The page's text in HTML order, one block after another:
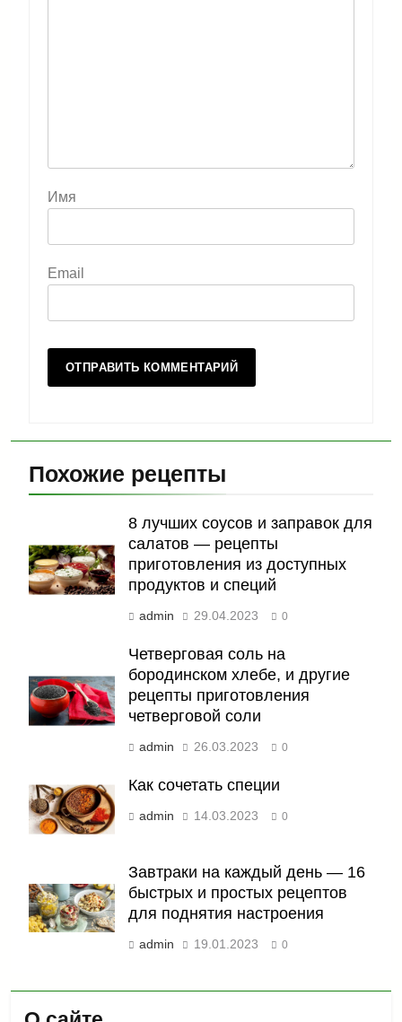
Имя
Email
Похожие рецепты
8 лучших соусов и заправок для
салатов — рецепты
приготовления из доступных
продуктов и специй
admin 29.04.2023 0
Четверговая соль на
бородинском хлебе, и другие
рецепты приготовления
четверговой соли
admin 26.03.2023 0
Как сочетать специи
admin 14.03.2023 0
Завтраки на каждый день — 16
быстрых и простых рецептов
для поднятия настроения
admin 19.01.2023 0